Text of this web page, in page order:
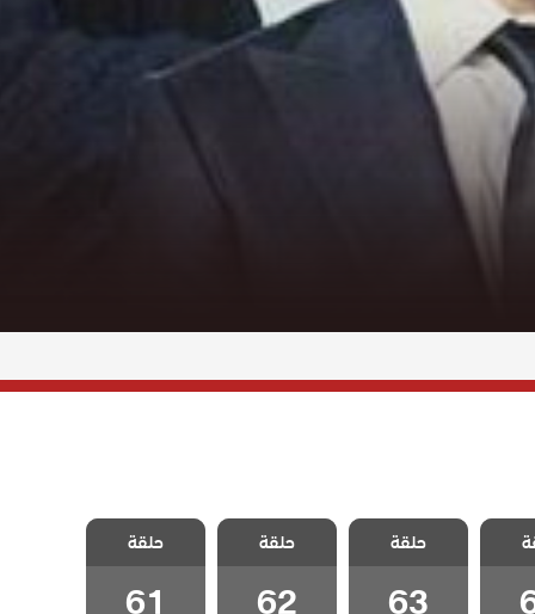
مسلسل ايزيل
الحلقة 63
حلقة
63
مسلسل ايزيل
الحلقة 62
حلقة
62
مسلسل ايزيل
الحلقة 61
حلقة
61